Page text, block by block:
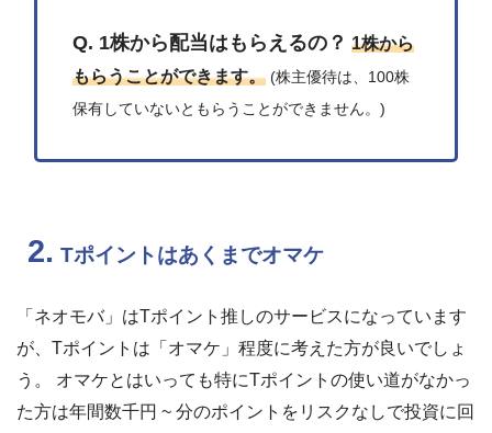
Q. 1株から配当はもらえるの？ 1株から
もらうことができます。 (株主優待は、100株
保有していないともらうことができません。)
2. Tポイントはあくまでオマケ
「ネオモバ」はTポイント推しのサービスになっています
が、Tポイントは「オマケ」程度に考えた方が良いでしょ
う。 オマケとはいっても特にTポイントの使い道がなかっ
た方は年間数千円 ~ 分のポイントをリスクなしで投資に回